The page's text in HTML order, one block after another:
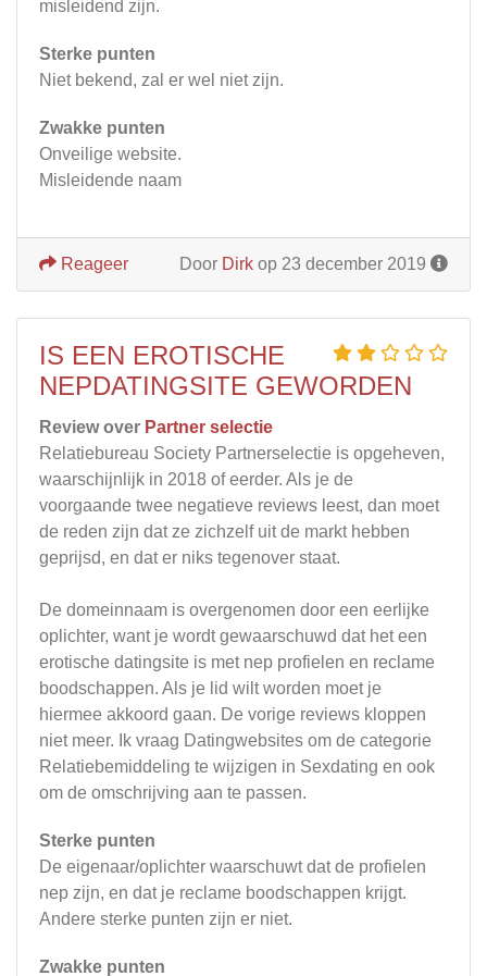
misleidend zijn.
Sterke punten
Niet bekend, zal er wel niet zijn.
Zwakke punten
Onveilige website.
Misleidende naam
Door Dirk op 23 december 2019
Reageer
IS EEN EROTISCHE
NEPDATINGSITE GEWORDEN
Review over Partner selectie
Relatiebureau Society Partnerselectie is opgeheven,
waarschijnlijk in 2018 of eerder. Als je de
voorgaande twee negatieve reviews leest, dan moet
de reden zijn dat ze zichzelf uit de markt hebben
geprijsd, en dat er niks tegenover staat.
De domeinnaam is overgenomen door een eerlijke
oplichter, want je wordt gewaarschuwd dat het een
erotische datingsite is met nep profielen en reclame
boodschappen. Als je lid wilt worden moet je
hiermee akkoord gaan. De vorige reviews kloppen
niet meer. Ik vraag Datingwebsites om de categorie
Relatiebemiddeling te wijzigen in Sexdating en ook
om de omschrijving aan te passen.
Sterke punten
De eigenaar/oplichter waarschuwt dat de profielen
nep zijn, en dat je reclame boodschappen krijgt.
Andere sterke punten zijn er niet.
Zwakke punten